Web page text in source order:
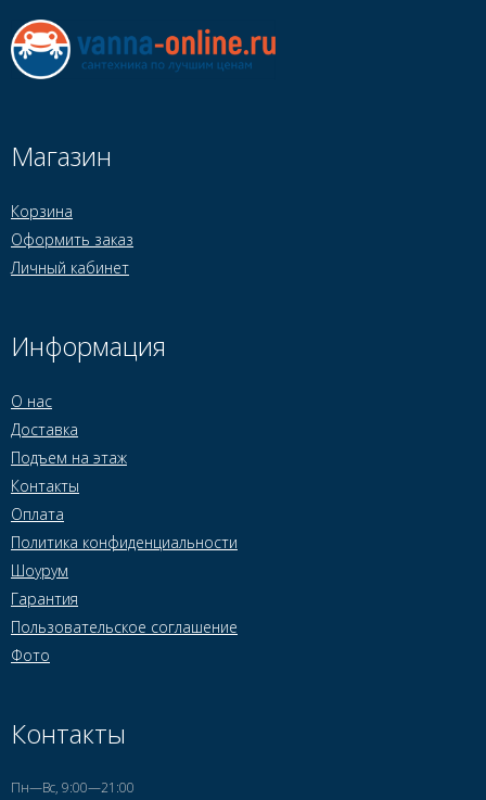
Магазин
Корзина
Оформить заказ
Личный кабинет
Информация
О нас
Доставка
Подъем на этаж
Контакты
Оплата
Политика конфиденциальности
Шоурум
Гарантия
Пользовательское соглашение
Фото
Контакты
Пн—Вс, 9:00—21:00